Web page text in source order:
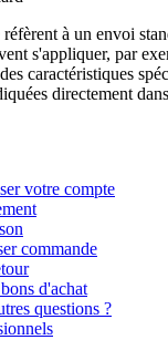
à un envoi
s'appliquer, par
caractéristiques
directement
votre compte
commande
d'achat
questions ?